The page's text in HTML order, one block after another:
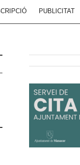
PUBLICITAT